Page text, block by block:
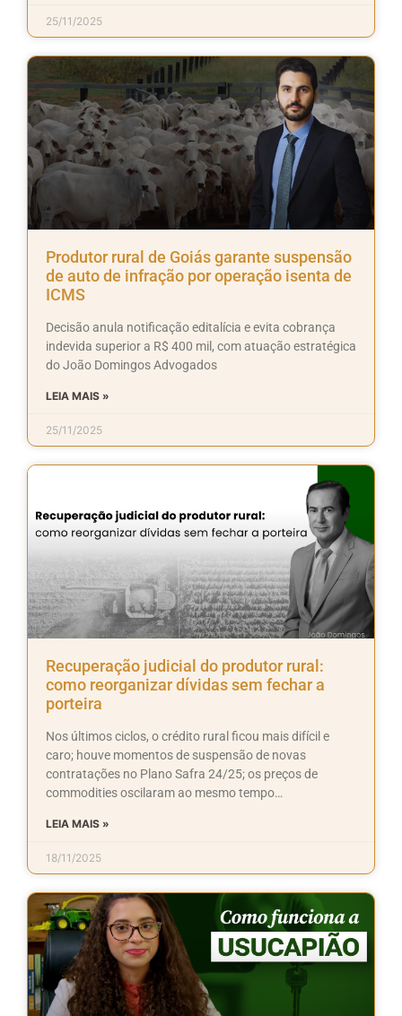
25/11/2025
Produtor rural de Goiás garante suspensão
de auto de infração por operação isenta de
ICMS
Decisão anula notificação editalícia e evita cobrança
indevida superior a R$ 400 mil, com atuação estratégica
do João Domingos Advogados
LEIA MAIS »
25/11/2025
Recuperação judicial do produtor rural:
como reorganizar dívidas sem fechar a
porteira
Nos últimos ciclos, o crédito rural ficou mais difícil e
caro; houve momentos de suspensão de novas
contratações no Plano Safra 24/25; os preços de
commodities oscilaram ao mesmo tempo…
LEIA MAIS »
18/11/2025